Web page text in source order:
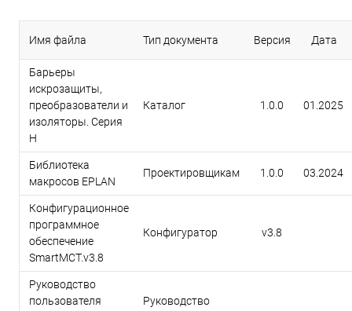
Имя файла Тип документа Версия Дата
Барьеры
искрозащиты,
преобразователи и
изоляторы. Серия
H
Каталог 1.0.0 01.2025
Библиотека
макросов EPLAN
Проектировщикам 1.0.0 03.2024
Конфигурационное
программное
обеспечение
SmartMCT.v3.8
Конфигуратор v3.8
Руководство
пользователя
Руководство